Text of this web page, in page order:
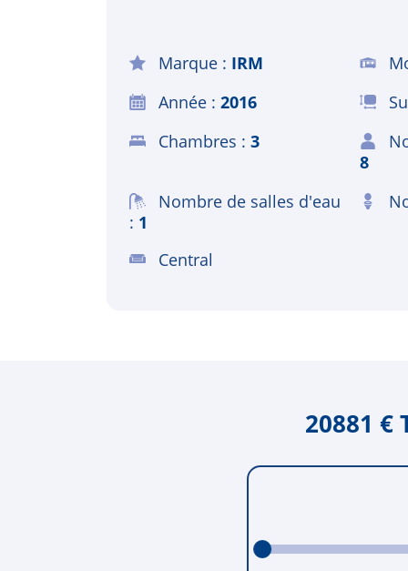
Marque IRM
Année
2016
Chambres
3
8
Nombre de salles d'eau
1
Central
20881 €